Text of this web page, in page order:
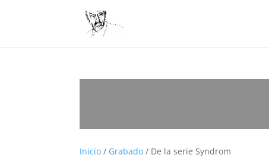
Inicio / Grabado / De la serie Syndrom